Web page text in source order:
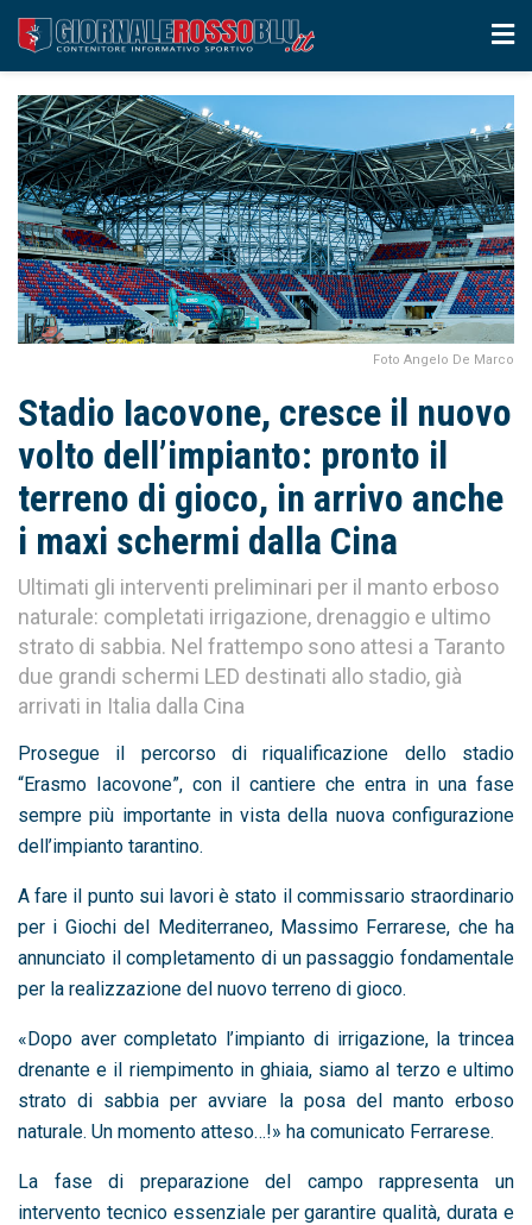
Foto Angelo De Marco
Stadio Iacovone, cresce il nuovo
volto dell’impianto: pronto il
terreno di gioco, in arrivo anche
i maxi schermi dalla Cina
Ultimati gli interventi preliminari per il manto erboso
naturale: completati irrigazione, drenaggio e ultimo
strato di sabbia. Nel frattempo sono attesi a Taranto
due grandi schermi LED destinati allo stadio, già
arrivati in Italia dalla Cina
Prosegue il percorso di riqualificazione dello stadio
“Erasmo Iacovone”, con il cantiere che entra in una fase
sempre più importante in vista della nuova configurazione
dell’impianto tarantino.
A fare il punto sui lavori è stato il commissario straordinario
per i Giochi del Mediterraneo, Massimo Ferrarese, che ha
annunciato il completamento di un passaggio fondamentale
per la realizzazione del nuovo terreno di gioco.
«Dopo aver completato l’impianto di irrigazione, la trincea
drenante e il riempimento in ghiaia, siamo al terzo e ultimo
strato di sabbia per avviare la posa del manto erboso
naturale. Un momento atteso…!» ha comunicato Ferrarese.
La fase di preparazione del campo rappresenta un
intervento tecnico essenziale per garantire qualità, durata e